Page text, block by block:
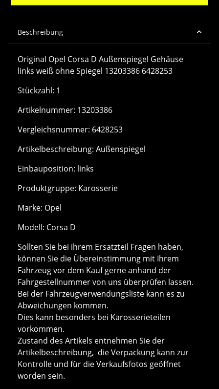
Beschreibung
Original Opel Corsa D Außenspiegel Gehäuse
links weiß ohne Spiegel 13203386 6428253
Stückzahl: 1
Artikelnummer: 13203386
Vergleichsnummer: 6428253
Artikelbeschreibung: Außenspiegel
Einbauposition: links
Produktgruppe: Karosserie
Marke: Opel
Modell: Corsa D
Sollten Sie bei ihrem Ersatzteil Fragen haben,
können Sie die Übereinstimmung mit Ihrem
Fahrzeug vor dem Kauf gerne anhand der
Fahrgestellnummer von uns überprüfen lassen.
Bei der Fahrzeugverwendungsliste kann es zu
Abweichungen kommen.
Dies kann besonders bei Karosserieteilen
vorkommen.
Zustand des Artikels entnehmen Sie der
Artikelbeschreibung, die Verpackung kann zur
Kontrolle und für die Verkaufsfotos geöffnet
worden sein.